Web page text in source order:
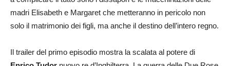
madri Elisabeth e Margaret che metteranno in pericolo non
solo il matrimonio dei figli, ma anche il destino dell’intero regno.
Il trailer del primo episodio mostra la scalata al potere di